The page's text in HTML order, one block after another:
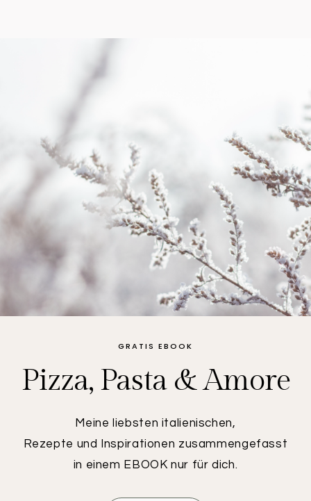
GRATIS EBOOK
Pizza, Pasta & Amore
Meine liebsten italienischen,
Rezepte und Inspirationen zusammengefasst
in einem EBOOK nur für dich.